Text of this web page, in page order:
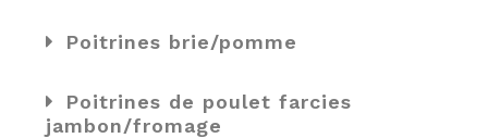
Poitrines brie/pomme
Poitrines de poulet farcies
jambon/fromage